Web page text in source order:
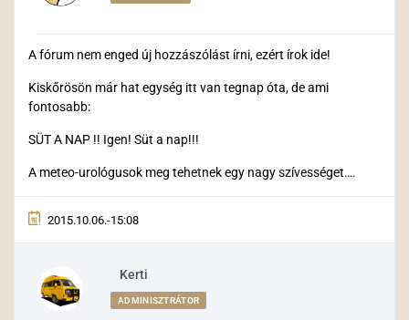
A fórum nem enged új hozzászólást írni, ezért írok ide!
Kiskőrösön már hat egység itt van tegnap óta, de ami
fontosabb:
SÜT A NAP !! Igen! Süt a nap!!!
A meteo-urológusok meg tehetnek egy nagy szívességet….
2015.10.06.-15:08
Kerti
ADMINISZTRÁTOR